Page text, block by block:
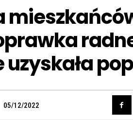
uzyskała
05/12/2022